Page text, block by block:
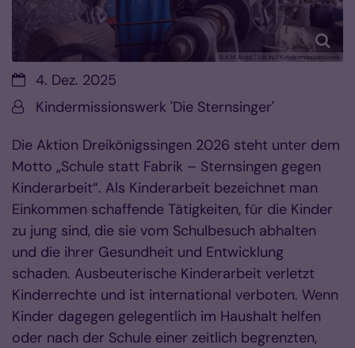
© K M Asad / ich.tv / Kindermissionswerk
Datum:4. Dez. 2025
Von:Kindermissionswerk 'Die Sternsinger'
Die Aktion Dreikönigssingen 2026 steht unter dem
Motto „Schule statt Fabrik – Sternsingen gegen
Kinderarbeit“. Als Kinderarbeit bezeichnet man
Einkommen schaffende Tätigkeiten, für die Kinder
zu jung sind, die sie vom Schulbesuch abhalten
und die ihrer Gesundheit und Entwicklung
schaden. Ausbeuterische Kinderarbeit verletzt
Kinderrechte und ist international verboten. Wenn
Kinder dagegen gelegentlich im Haushalt helfen
oder nach der Schule einer zeitlich begrenzten,